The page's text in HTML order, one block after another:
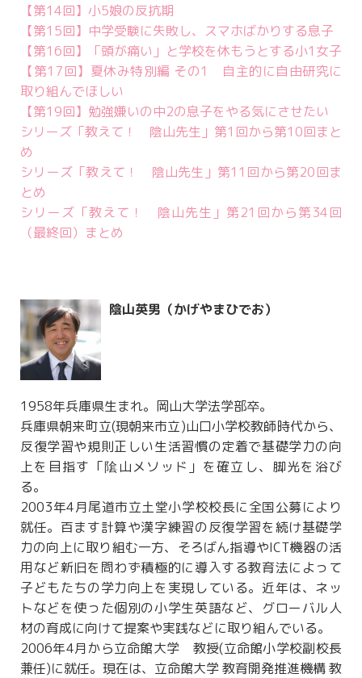
【第14回】小5娘の反抗期
【第15回】中学受験に失敗し、スマホばかりする息子
【第16回】「頭が痛い」と学校を休もうとする小1女子
【第17回】夏休み特別編 その1 自主的に自由研究に
取り組んでほしい
【第19回】勉強嫌いの中2の息子をやる気にさせたい
シリーズ「教えて！ 陰山先生」第1回から第10回まと
め
シリーズ「教えて！ 陰山先生」第11回から第20回ま
とめ
シリーズ「教えて！ 陰山先生」第21回から第34回
（最終回）まとめ
陰山英男（かげやまひでお）
1958年兵庫県生まれ。岡山大学法学部卒。
兵庫県朝来町立(現朝来市立)山口小学校教師時代から、
反復学習や規則正しい生活習慣の定着で基礎学力の向
上を目指す「隂山メソッド」を確立し、脚光を浴び
る。
2003年4月尾道市立土堂小学校校長に全国公募により
就任。百ます計算や漢字練習の反復学習を続け基礎学
力の向上に取り組む一方、そろばん指導やICT機器の活
用など新旧を問わず積極的に導入する教育法によって
子どもたちの学力向上を実現している。近年は、ネッ
トなどを使った個別の小学生英語など、グローバル人
材の育成に向けて提案や実践などに取り組んでいる。
2006年4月から立命館大学 教授(立命館小学校副校長
兼任)に就任。現在は、立命館大学 教育開発推進機構 教